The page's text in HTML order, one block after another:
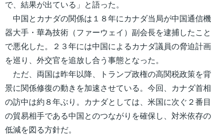
で、結果が出ている」と語った。
中国とカナダの関係は１８年にカナダ当局が中国通信機
器大手・華為技術（ファーウェイ）副会長を逮捕したこと
で悪化した。２３年には中国によるカナダ議員の脅迫計画
を巡り、外交官を追放し合う事態となった。
ただ、両国は昨年以降、トランプ政権の高関税政策を背
景に関係修復の動きを加速させている。今回、カナダ首相
の訪中は約８年ぶり。カナダとしては、米国に次ぐ２番目
の貿易相手である中国とのつながりを確保し、対米依存の
低減を図る方針だ。